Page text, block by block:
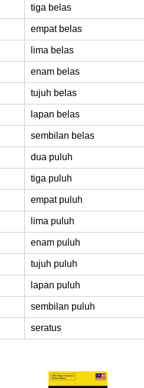
tiga belas
empat belas
lima belas
enam belas
tujuh belas
lapan belas
sembilan belas
dua puluh
tiga puluh
empat puluh
lima puluh
enam puluh
tujuh puluh
lapan puluh
sembilan puluh
seratus